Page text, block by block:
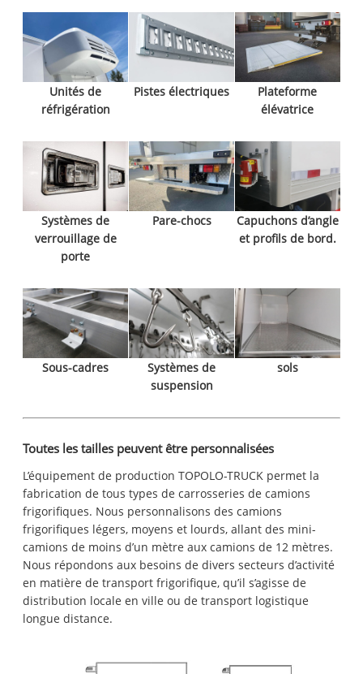
Unités de
réfrigération
Pistes électriques
Plateforme
élévatrice
Systèmes de
verrouillage de
porte
Pare-chocs
Capuchons d’angle
et profils de bord.
Sous-cadres
Systèmes de
suspension
sols
Toutes les tailles peuvent être personnalisées
L’équipement de production TOPOLO-TRUCK permet la
fabrication de tous types de carrosseries de camions
frigorifiques. Nous personnalisons des camions
frigorifiques légers, moyens et lourds, allant des mini-
camions de moins d’un mètre aux camions de 12 mètres.
Nous répondons aux besoins de divers secteurs d’activité
en matière de transport frigorifique, qu’il s’agisse de
distribution locale en ville ou de transport logistique
longue distance.